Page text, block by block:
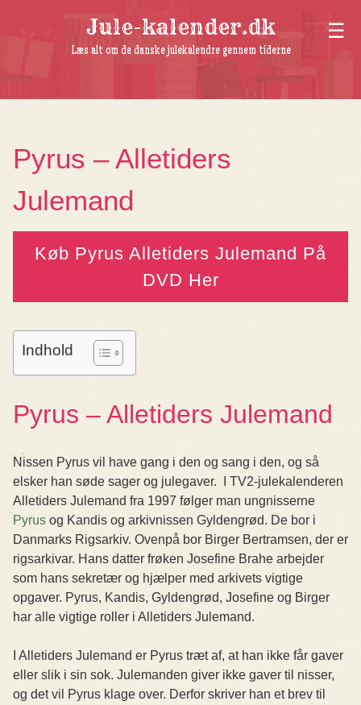
Jule-kalender.dk
Læs alt om de danske julekalendre gennem tiderne
Pyrus – Alletiders
Julemand
Køb Pyrus Alletiders Julemand På
DVD Her
Indhold
Pyrus – Alletiders Julemand
Nissen Pyrus vil have gang i den og sang i den, og så
elsker han søde sager og julegaver. I TV2-julekalenderen
Alletiders Julemand fra 1997 følger man ungnisserne
Pyrus og Kandis og arkivnissen Gyldengrød. De bor i
Danmarks Rigsarkiv. Ovenpå bor Birger Bertramsen, der er
rigsarkivar. Hans datter frøken Josefine Brahe arbejder
som hans sekretær og hjælper med arkivets vigtige
opgaver. Pyrus, Kandis, Gyldengrød, Josefine og Birger
har alle vigtige roller i Alletiders Julemand.
I Alletiders Julemand er Pyrus træt af, at han ikke får gaver
eller slik i sin sok. Julemanden giver ikke gaver til nisser,
og det vil Pyrus klage over. Derfor skriver han et brev til